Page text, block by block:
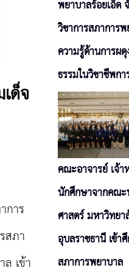
ด็จ
การ
สภา
เข้า
พยาบาลร้อยเอ็ด
วิชาการสภาการ
ความรู้ด้านการผ
ธรรมในวิชาชีพก
คณะอาจารย์ เจ้
นักศึกษาจากคณ
ศาสตร์ มหาวิทย
อุบลราชธานี เข้า
สภาการพยาบาล